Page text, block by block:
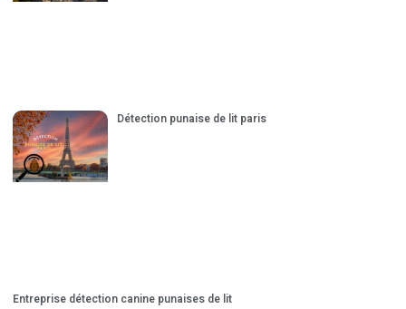
Détection punaise de lit paris
Entreprise détection canine punaises de lit